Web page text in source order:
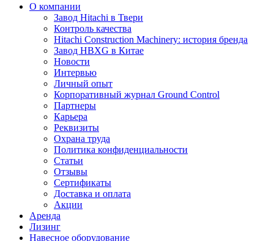
О компании
Завод Hitachi в Твери
Контроль качества
Hitachi Construction Machinery: история бренда
Завод HBXG в Китае
Новости
Интервью
Личный опыт
Корпоративный журнал Ground Control
Партнеры
Карьера
Реквизиты
Охрана труда
Политика конфиденциальности
Статьи
Отзывы
Сертификаты
Доставка и оплата
Акции
Аренда
Лизинг
Навесное оборудование